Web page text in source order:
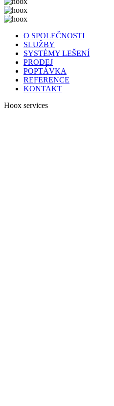
O SPOLEČNOSTI
SLUŽBY
SYSTÉMY LEŠENÍ
PRODEJ
POPTÁVKA
REFERENCE
KONTAKT
Hoox services